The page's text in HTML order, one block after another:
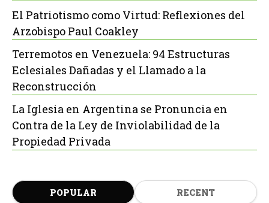
El Patriotismo como Virtud: Reflexiones del
Arzobispo Paul Coakley
Terremotos en Venezuela: 94 Estructuras
Eclesiales Dañadas y el Llamado a la
Reconstrucción
La Iglesia en Argentina se Pronuncia en
Contra de la Ley de Inviolabilidad de la
Propiedad Privada
POPULAR RECENT